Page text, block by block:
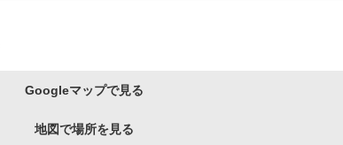
Googleマップで見る
地図で場所を見る